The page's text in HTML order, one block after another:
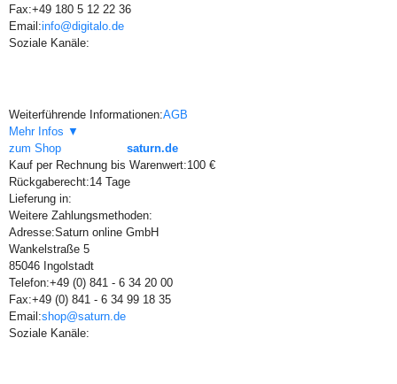
Fax:+49 180 5 12 22 36
Email:info@digitalo.de
Soziale Kanäle:
Weiterführende Informationen:AGB
Mehr Infos ▼
zum Shop
saturn.de
Kauf per Rechnung bis Warenwert:100 €
Rückgaberecht:14 Tage
Lieferung in:
Weitere Zahlungsmethoden:
Adresse:Saturn online GmbH
Wankelstraße 5
85046 Ingolstadt
Telefon:+49 (0) 841 - 6 34 20 00
Fax:+49 (0) 841 - 6 34 99 18 35
Email:shop@saturn.de
Soziale Kanäle: